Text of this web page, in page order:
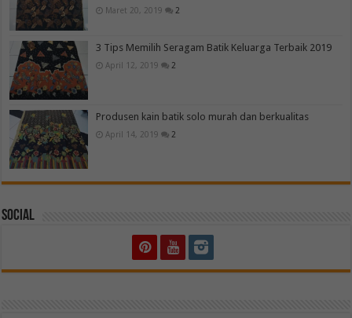
Maret 20, 2019 2
3 Tips Memilih Seragam Batik Keluarga Terbaik 2019
April 12, 2019 2
Produsen kain batik solo murah dan berkualitas
April 14, 2019 2
Social